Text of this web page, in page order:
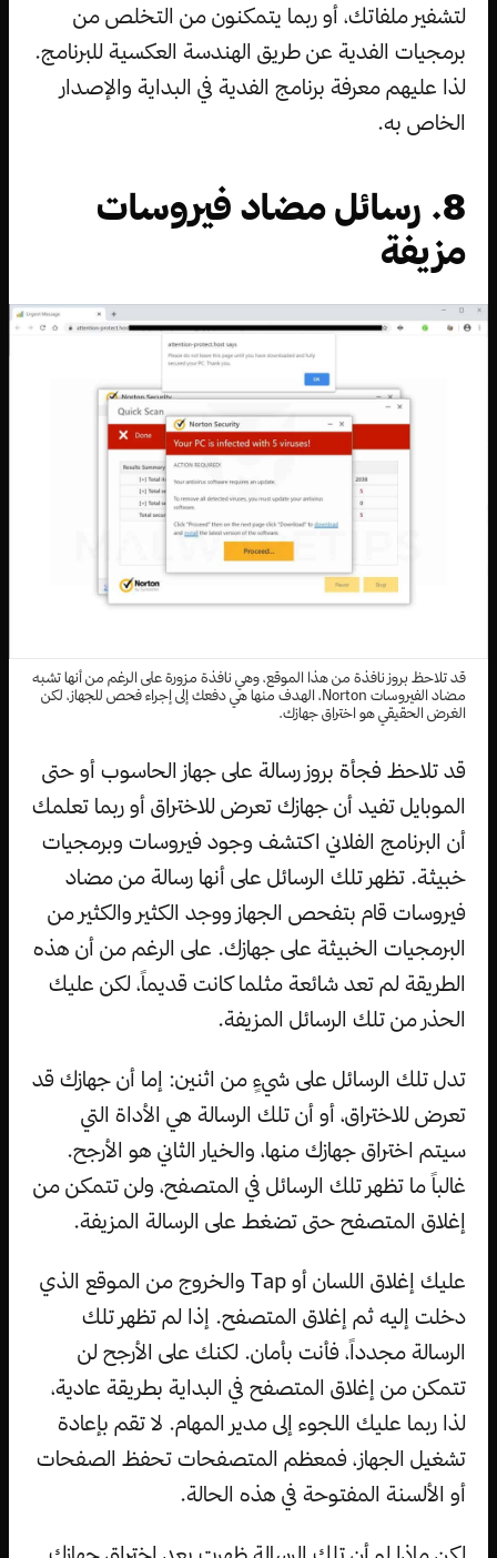
لتشفير ملفاتك، أو ربما يتمكنون من التخلص من
برمجيات الفدية عن طريق الهندسة العكسية للبرنامج.
لذا عليهم معرفة برنامج الفدية في البداية والإصدار
الخاص به.
8. رسائل مضاد فيروسات
مزيفة
قد تلاحظ بروز نافذة من هذا الموقع، وهي نافذة مزورة على الرغم من أنها تشبه
مضاد الفيروسات Norton، الهدف منها هي دفعك إلى إجراء فحص للجهاز، لكن
الغرض الحقيقي هو اختراق جهازك.
قد تلاحظ فجأة بروز رسالة على جهاز الحاسوب أو حتى
الموبايل تفيد أن جهازك تعرض للاختراق أو ربما تعلمك
أن البرنامج الفلاني اكتشف وجود فيروسات وبرمجيات
خبيثة. تظهر تلك الرسائل على أنها رسالة من مضاد
فيروسات قام بتفحص الجهاز ووجد الكثير والكثير من
البرمجيات الخبيثة على جهازك. على الرغم من أن هذه
الطريقة لم تعد شائعة مثلما كانت قديماً، لكن عليك
الحذر من تلك الرسائل المزيفة.
تدل تلك الرسائل على شيءٍ من اثنين: إما أن جهازك قد
تعرض للاختراق، أو أن تلك الرسالة هي الأداة التي
سيتم اختراق جهازك منها، والخيار الثاني هو الأرجح.
غالباً ما تظهر تلك الرسائل في المتصفح، ولن تتمكن من
إغلاق المتصفح حتى تضغط على الرسالة المزيفة.
عليك إغلاق اللسان أو Tap والخروج من الموقع الذي
دخلت إليه ثم إغلاق المتصفح. إذا لم تظهر تلك
الرسالة مجدداً، فأنت بأمان. لكنك على الأرجح لن
تتمكن من إغلاق المتصفح في البداية بطريقة عادية،
لذا ربما عليك اللجوء إلى مدير المهام. لا تقم بإعادة
تشغيل الجهاز، فمعظم المتصفحات تحفظ الصفحات
أو الألسنة المفتوحة في هذه الحالة.